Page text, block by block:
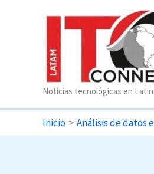
Noticias tecnológicas en
Inicio Análisis de datos